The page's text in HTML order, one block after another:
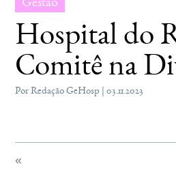
Hospital do
Comitê na
Por Redação GeHosp | 03.11.2023
«